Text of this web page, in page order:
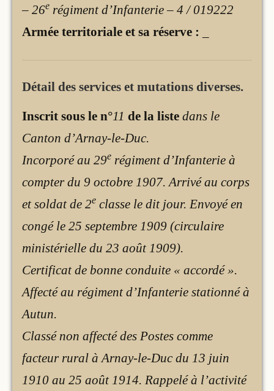
– 26e régiment d’Infanterie – 4 / 019222
Armée territoriale et sa réserve :
Détail des services et mutations diverses.
Inscrit sous le n°11 de la liste dans le
Canton d’Arnay-le-Duc.
Incorporé au 29e régiment d’Infanterie à
compter du 9 octobre 1907. Arrivé au corps
et soldat de 2e classe le dit jour. Envoyé en
congé le 25 septembre 1909 (circulaire
ministérielle du 23 août 1909).
Certificat de bonne conduite « accordé ».
Affecté au régiment d’Infanterie stationné à
Autun.
Classé non affecté des Postes comme
facteur rural à Arnay-le-Duc du 13 juin
1910 au 25 août 1914. Rappelé à l’activité